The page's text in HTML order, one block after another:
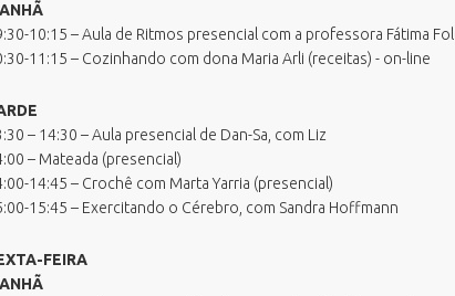
10:15 – Aula de Ritmos presencial com a professora Fátima
11:15 – Cozinhando com dona Maria Arli (receitas) - on-line
– 14:30 – Aula presencial de Dan-Sa, com Liz
– Mateada (presencial)
14:45 – Crochê com Marta Yarria (presencial)
15:45 – Exercitando o Cérebro, com Sandra Hoffmann
FEIRA